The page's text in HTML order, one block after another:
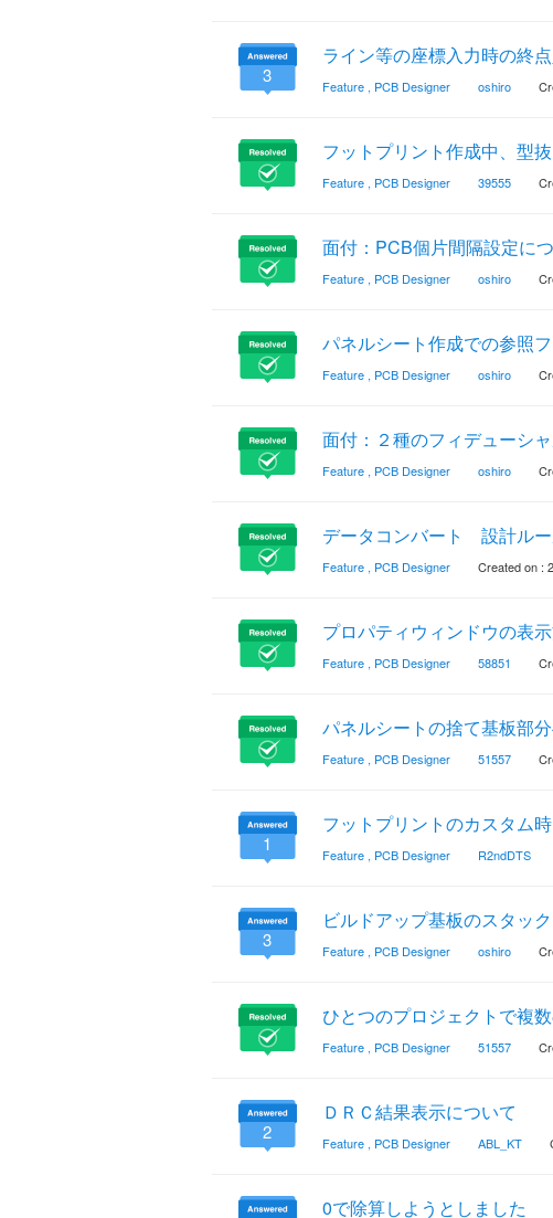
3
ライン等の座標入力時の終
Feature , PCB Designer oshiro
フットプリント作成中、型
Feature , PCB Designer 39555
面付：PCB個片間隔設定に
Feature , PCB Designer oshiro
パネルシート作成での参照
Feature , PCB Designer oshiro
面付：２種のフィデューシ
Feature , PCB Designer oshiro
データコンバート 設計ル
Feature , PCB Designer Created on :
プロパティウィンドウの表
Feature , PCB Designer 58851
パネルシートの捨て基板部
Feature , PCB Designer 51557
1
フットプリントのカスタム
Feature , PCB Designer R2ndDTS
3
ビルドアップ基板のスタッ
Feature , PCB Designer oshiro
ひとつのプロジェクトで複
Feature , PCB Designer 51557
2
ＤＲＣ結果表示について
Feature , PCB Designer ABL_KT
0で除算しようとしました